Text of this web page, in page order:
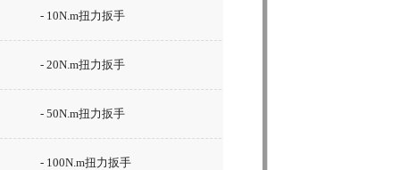
- 10N.m扭力扳手
- 20N.m扭力扳手
- 50N.m扭力扳手
- 100N.m扭力扳手